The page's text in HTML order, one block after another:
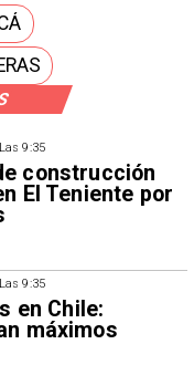
9:35
construcción
El Teniente por
9:35
en Chile:
máximos